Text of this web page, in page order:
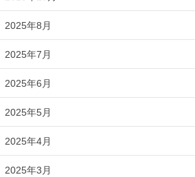
2025年8月
2025年7月
2025年6月
2025年5月
2025年4月
2025年3月